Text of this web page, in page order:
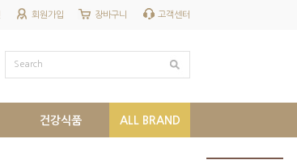
회원가입 장바구니 고객센터
Search
건강식품 ALL BRAND